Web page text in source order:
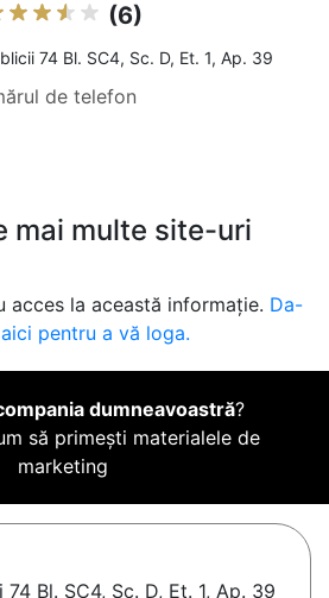
(6)
74 Bl. SC4, Sc. D, Et. 1, Ap. 39
de telefon
mai multe site-uri
acces la această informație. Da-
pentru a vă loga.
dumneavoastră?
să primești materialele de
marketing
Bl. SC4, Sc. D, Et. 1, Ap. 39